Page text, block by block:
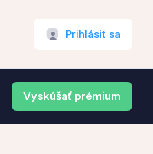
Prihlásiť sa
Vyskúšať prémium